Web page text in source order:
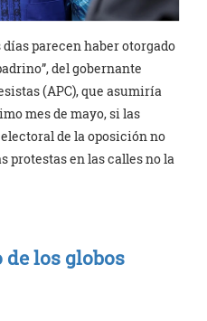
parecen haber otorgado
del gobernante
(APC), que asumiría
mes de mayo, si las
de la oposición no
protestas en las calles no la
los globos